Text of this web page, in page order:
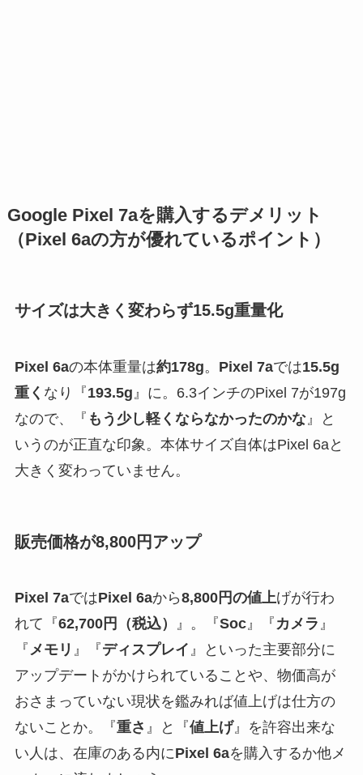
Google Pixel 7aを購入するデメリット
（Pixel 6aの方が優れているポイント）
サイズは大きく変わらず15.5g重量化
Pixel 6aの本体重量は約178g。 Pixel 7aでは15.5g
重く なり『193.5g 』に。6.3インチのPixel 7が197g
なので、『 もう少し軽くならなかったのかな』と
いうのが正直な印象。本体サイズ自体はPixel 6aと
大きく変わっていません。
販売価格が8,800円アップ
Pixel 7aではPixel 6aから8,800円の値上げが行わ
れて『62,700円（税込） 』。『Soc』『 カメラ 』
『メモリ 』『ディスプレイ 』といった主要部分に
アップデートがかけられていることや、物価高が
おさまっていない現状を鑑みれば値上げは仕方の
ないことか。『重さ 』と『値上げ』を許容出来な
い人は、在庫のある内にPixel 6aを購入するか他メ